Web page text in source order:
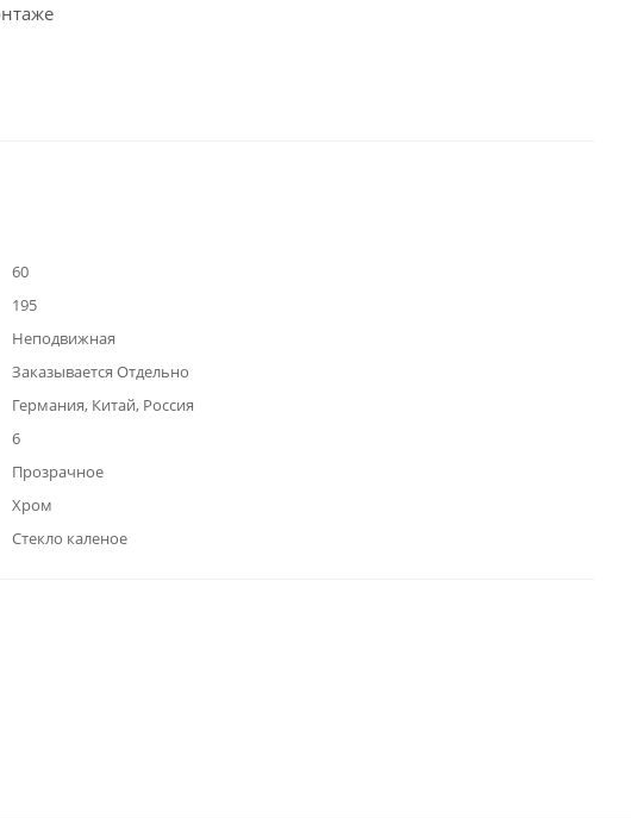
60
195
Неподвижная
Заказывается Отдельно
Германия, Китай, Россия
6
Прозрачное
Хром
Стекло каленое